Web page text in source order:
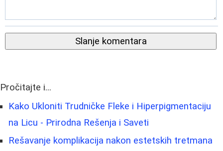
Slanje komentara
Pročitajte i...
Kako Ukloniti Trudničke Fleke i Hiperpigmentaciju
na Licu - Prirodna Rešenja i Saveti
Rešavanje komplikacija nakon estetskih tretmana